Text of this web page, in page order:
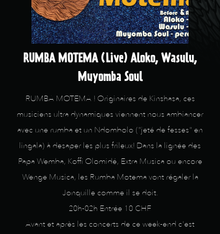
RUMBA MOTEMA (Live) Aloko, Wasulu,
Muyomba Soul
RUMBA MOTEMA ! Originaires de Kinshasa, ces
musiciens ultra dynamiques viennent nous ambiancer
avec une rumba et un Ndombolo ("jeté de fesses" en
lingala) à desaper les plus frileux! Dans la lignée des
Papa Wemba, Koffi Olomidé, Extra Musica ou encore
Wenge Musica, les Rumba Motema vont régaler la
Jonquille comme il se doit.
20h-02h Entrée 10 CHF
Avant et après les concerts de ce week-end c'est